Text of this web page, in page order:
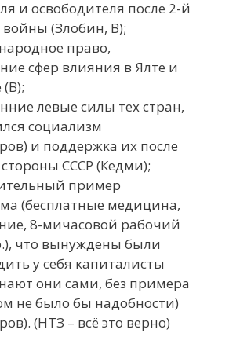
и освободителя после 2-й
(Злобин, В);
право,
сфер влияния в Ялте и
левые силы тех стран,
социализм
и поддержка их после
СССР (Кедми);
пример
(бесплатные медицина,
8-мичасовой рабочий
что вынуждены были
у себя капиталисты
они сами, без примера
не было бы надобности)
(НТЗ – всё это верно)